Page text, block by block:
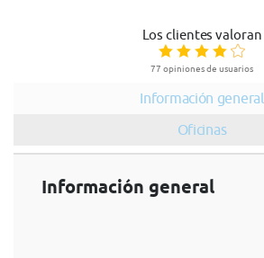
Los clientes valoran
77 opiniones de usuarios
Información general
Oficinas
Información general